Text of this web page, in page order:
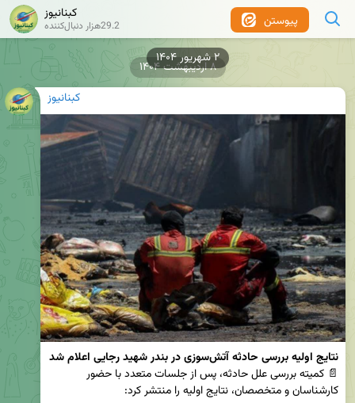
پیوستن کبنانیوز
29.2هزار دنبال‌کننده
کبنانیوز
نتایج اولیه بررسی حادثه آتش‌سوزی در بندر شهید رجایی اعلام شد
۸ اردیبهشت ۱۴۰۴